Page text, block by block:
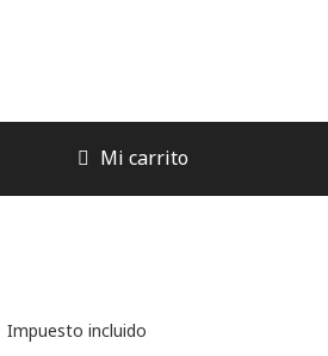
Mi carrito
Impuesto incluido